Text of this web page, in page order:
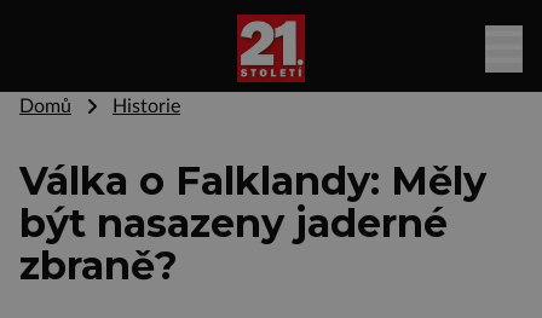
Domů Historie
Válka o Falklandy: Měly
být nasazeny jaderné
zbraně?